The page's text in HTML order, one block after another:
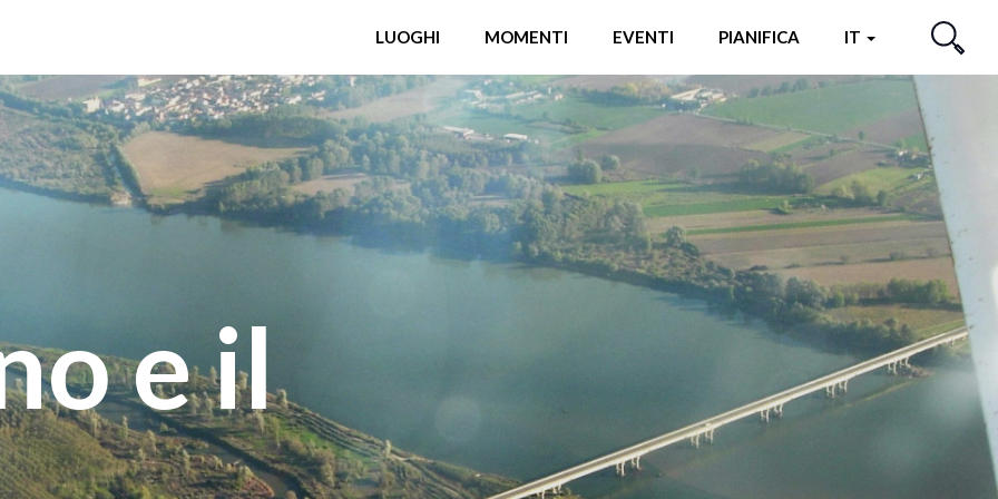
LUOGHI MOMENTI EVENTI PIANIFICA IT
CERCA
e il